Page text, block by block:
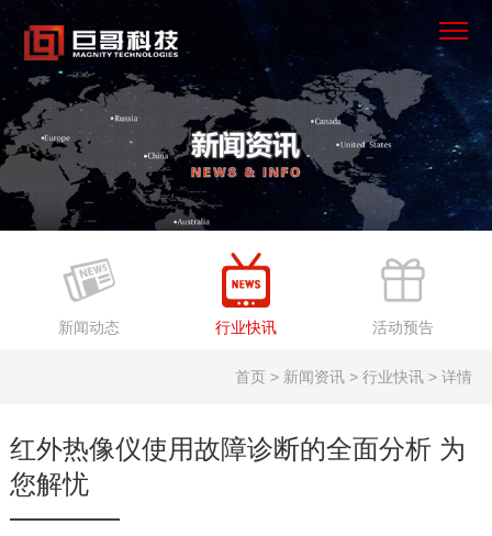
×
首页
产品中心
关于我们
在线商城
新闻动态 行业快讯 活动预告
首页 > 新闻资讯 > 行业快讯 > 详情
红外热像仪使用故障诊断的全面分析 为
您解忧